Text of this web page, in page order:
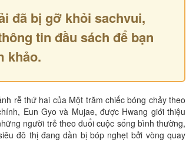
đã bị gỡ khỏi sachvui,
tin đầu sách để bạn
khảo.
rễ thứ hai của Một trăm chiếc bóng chảy theo
Eun Gyo và Mujae, được Hwang giới thiệu
người trẻ theo đuổi cuộc sống bình thường,
đô thị đang dần bị bóp nghẹt bởi vòng quay